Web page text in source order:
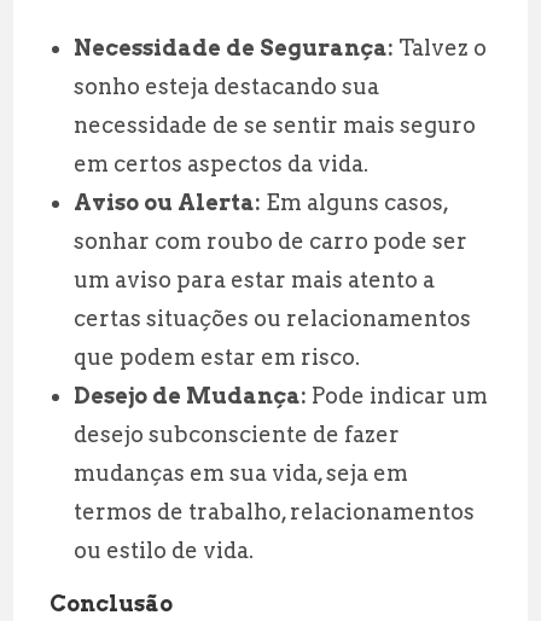
Necessidade de Segurança: Talvez o
sonho esteja destacando sua
necessidade de se sentir mais seguro
em certos aspectos da vida.
Aviso ou Alerta: Em alguns casos,
sonhar com roubo de carro pode ser
um aviso para estar mais atento a
certas situações ou relacionamentos
que podem estar em risco.
Desejo de Mudança: Pode indicar um
desejo subconsciente de fazer
mudanças em sua vida, seja em
termos de trabalho, relacionamentos
ou estilo de vida.
Conclusão